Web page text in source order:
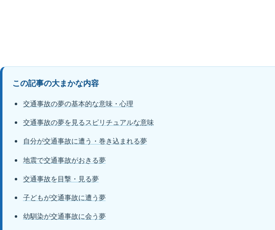
この記事の大まかな内容
交通事故の夢の基本的な意味・心理
交通事故の夢を見るスピリチュアルな意味
自分が交通事故に遭う・巻き込まれる夢
地震で交通事故がおきる夢
交通事故を目撃・見る夢
子どもが交通事故に遭う夢
幼馴染が交通事故に会う夢